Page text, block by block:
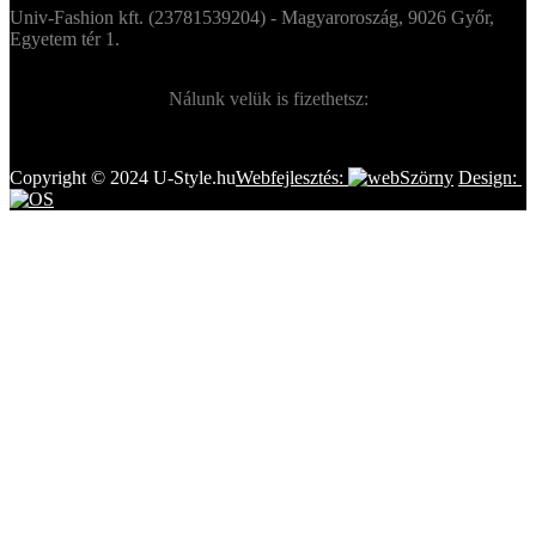
Univ-Fashion kft. (23781539204) - Magyaroroszág, 9026 Győr,
Egyetem tér 1.
Nálunk velük is fizethetsz:
Copyright © 2024 U-Style.huWebfejlesztés: Design: